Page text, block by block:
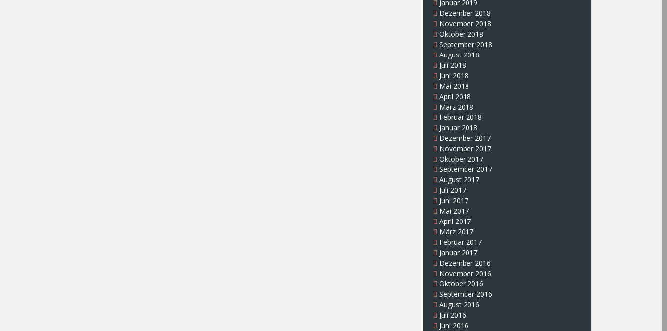
Januar 2019
Dezember 2018
November 2018
Oktober 2018
September 2018
August 2018
Juli 2018
Juni 2018
Mai 2018
April 2018
März 2018
Februar 2018
Januar 2018
Dezember 2017
November 2017
Oktober 2017
September 2017
August 2017
Juli 2017
Juni 2017
Mai 2017
April 2017
März 2017
Februar 2017
Januar 2017
Dezember 2016
November 2016
Oktober 2016
September 2016
August 2016
Juli 2016
Juni 2016